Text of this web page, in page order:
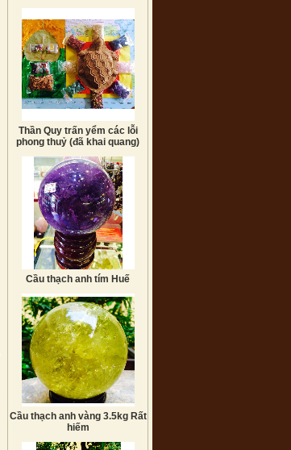
Thần Quy trấn yểm các lỗi
phong thuỷ (đã khai quang)
Cầu thạch anh tím Huế
Cầu thạch anh vàng 3.5kg Rất
hiếm